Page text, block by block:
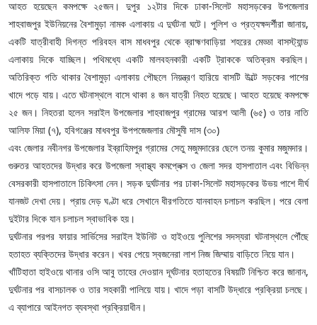
আহত হয়েছেন কমপক্ষে ২৫জন। দুপুর ১২টার দিকে ঢাকা-সিলেট মহাসড়কের উপজেলার
শাহবাজপুর ইউনিয়নের বৈশামুড়া নামক এলাকায় এ দুর্ঘটনা ঘটে। পুলিশ ও প্রত্যক্ষদর্শীরা জানায়,
একটি যাত্রীবাহী দিগন্ত পরিবহন বাস মাধবপুর থেকে ব্রাহ্মণবাড়িয়া শহরের মেড্ডা বাসস্ট্যান্ড
এলাকায় দিকে যাচ্ছিল। পথিমধ্যে একটি মালবহনকারী একটি ট্রাককে অতিক্রম করছিল।
অতিরিক্ত গতি থাকার বৈশামুড়া এলাকায় পৌছলে নিয়ন্ত্রণ হারিয়ে বাসটি উল্টে সড়কের পাশের
খাদে পড়ে যায়। এতে ঘটনাস্থলে বাসে থাকা ৪ জন যাত্রী নিহত হয়েছে। আহত হয়েছে কমপক্ষে
২৫ জন। নিহতরা হলেন সরাইল উপজেলার শাহবাজপুর গ্রামের আরশ আলী (৬৫) ও তার নাতি
আলিফ মিয়া (৭), হবিগঞ্জের মাধবপুর উপপজেজলার মৌসুমী দাস (৩০)
এবং জেলার নবীনগর উপজেলার ইব্রাহিমপুর গ্রামের সেতু মজুমদারের ছেলে তনয় কুমার মজুমদার।
গুরুতর আহতদের উদ্ধার করে উপজেলা স্বাস্থ্য কমপ্লেক্স ও জেলা সদর হাসপাতাল এবং বিভিন্ন
বেসরকারী হাসপাতালে চিকিৎসা নেন। সড়ক দুর্ঘটনার পর ঢাকা-সিলেট মহাসড়কের উভয় পাশে দীর্ঘ
যানজট দেখা দেয়। প্রায় দেড় ঘণ্টা ধরে সেখানে ধীরগতিতে যানবাহন চলাচল করছিল। পরে বেলা
দুইটার দিকে যান চলাচল স্বাভাবিক হয়।
দুর্ঘটনার পরপর ফায়ার সার্ভিসের সরাইল ইউনিট ও হাইওয়ে পুলিশের সদস্যরা ঘটনাস্থলে পৌঁছে
হতাহত ব্যক্তিদের উদ্ধার করেন। খবর পেয়ে স্বজনেরা লাশ নিজ জিম্মায় বাড়িতে নিয়ে যান।
খাঁটিহাতা হাইওয়ে থানার ওসি আবু তাহের দেওয়ান দূর্ঘটনার হতাহতের বিষয়টি নিশ্চিত করে জানান,
দুর্ঘটনার পর বাসচালক ও তার সহকারী পালিয়ে যায়। খাদে পড়া বাসটি উদ্ধারে প্রক্রিয়া চলছে।
এ ব্যাপারে আইনগত ব্যবস্থা প্রক্রিয়াধীন।